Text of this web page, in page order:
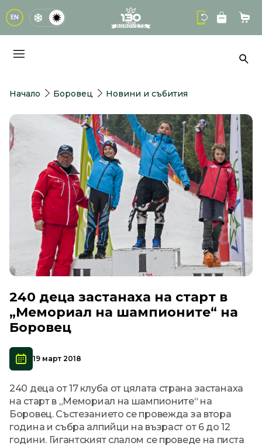
EN logo
Начало Боровец Новини и събития
240 деца застанаха на старт в
„Мемориал на шампионите“ на
Боровец
19 март 2018
240 деца от 17 клуба от цялата страна застанаха
на старт в „Мемориал на шампионите“ на
Боровец. Състезанието се провежда за втора
година и събра алпийци на възраст от 6 до 12
години. Гигантският слалом се проведе на писта